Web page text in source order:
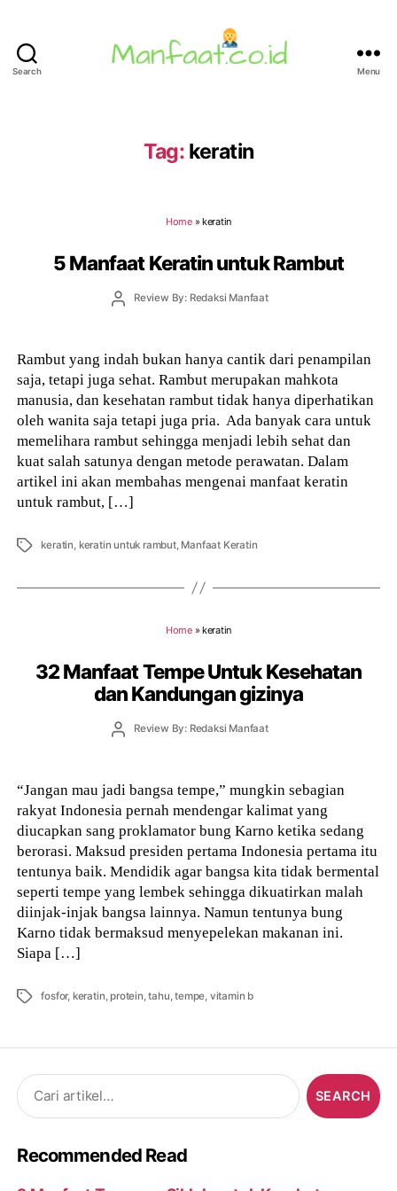
Search Menu
Tag: keratin
Home» keratin
5 Manfaat Keratin untuk Rambut
PostReview By: Redaksi Manfaat
Rambut yang indah bukan hanya cantik dari penampilan
saja, tetapi juga sehat. Rambut merupakan mahkota
manusia, dan kesehatan rambut tidak hanya diperhatikan
oleh wanita saja tetapi juga pria. Ada banyak cara untuk
memelihara rambut sehingga menjadi lebih sehat dan
kuat salah satunya dengan metode perawatan. Dalam
artikel ini akan membahas mengenai manfaat keratin
untuk rambut, […]
Tags keratin, keratin untuk rambut, Manfaat Keratin
Home» keratin
32 Manfaat Tempe Untuk Kesehatan
dan Kandungan gizinya
PostReview By: Redaksi Manfaat
“Jangan mau jadi bangsa tempe,” mungkin sebagian
rakyat Indonesia pernah mendengar kalimat yang
diucapkan sang proklamator bung Karno ketika sedang
berorasi. Maksud presiden pertama Indonesia pertama itu
tentunya baik. Mendidik agar bangsa kita tidak bermental
seperti tempe yang lembek sehingga dikuatirkan malah
diinjak-injak bangsa lainnya. Namun tentunya bung
Karno tidak bermaksud menyepelekan makanan ini.
Siapa […]
Tags fosfor, keratin,protein,tahu,tempe, vitamin b
Search
for:
Recommended Read